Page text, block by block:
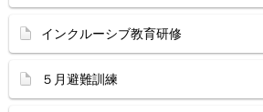
インクルーシブ教育研修
５月避難訓練